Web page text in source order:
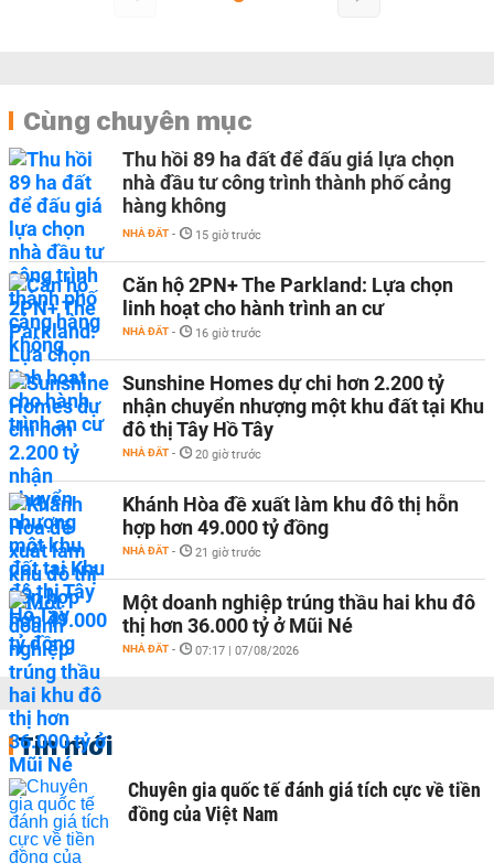
Cùng chuyên mục
Thu hồi 89 ha đất để đấu giá lựa chọn
nhà đầu tư công trình thành phố cảng
hàng không
NHÀ ĐẤT - 15 giờ trước
Căn hộ 2PN+ The Parkland: Lựa chọn
linh hoạt cho hành trình an cư
NHÀ ĐẤT - 16 giờ trước
Sunshine Homes dự chi hơn 2.200 tỷ
nhận chuyển nhượng một khu đất tại Khu
đô thị Tây Hồ Tây
NHÀ ĐẤT - 20 giờ trước
Khánh Hòa đề xuất làm khu đô thị hỗn
hợp hơn 49.000 tỷ đồng
NHÀ ĐẤT - 21 giờ trước
Một doanh nghiệp trúng thầu hai khu đô
thị hơn 36.000 tỷ ở Mũi Né
NHÀ ĐẤT - 07:17 | 07/08/2026
Tin mới
Chuyên gia quốc tế đánh giá tích cực về tiền
đồng của Việt Nam